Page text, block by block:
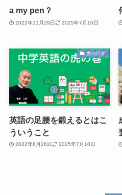
a my pen？
2022年11月29日 2025年7月10日
塾の日常
英語の足腰を鍛えるとはこ
ういうこと
2022年6月26日 2025年7月10日